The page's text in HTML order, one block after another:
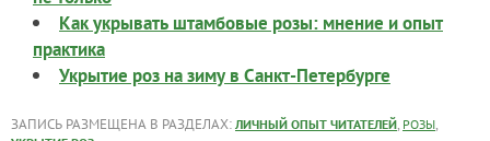
Как укрывать штамбовые розы: мнение и опыт
практика
Укрытие роз на зиму в Санкт-Петербурге
ЗАПИСЬ РАЗМЕЩЕНА В РАЗДЕЛАХ: ЛИЧНЫЙ ОПЫТ ЧИТАТЕЛЕЙ, РОЗЫ,